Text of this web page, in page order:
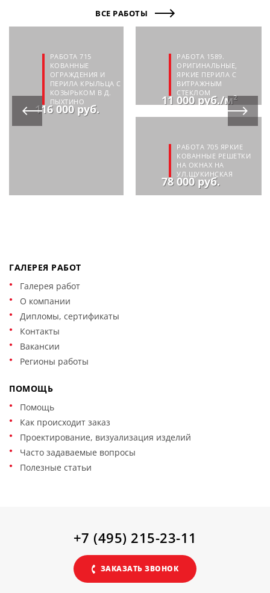
ВСЕ РАБОТЫ
РАБОТА 715
КОВАННЫЕ
ОГРАЖДЕНИЯ И
ПЕРИЛА КРЫЛЬЦА С
КОЗЫРЬКОМ В Д.
ПЫХТИНО
116 000 руб.
РАБОТА 1589.
ОРИГИНАЛЬНЫЕ,
ЯРКИЕ ПЕРИЛА С
ВИТРАЖНЫМ
СТЕКЛОМ
11 000 руб./м²
РАБОТА 705 ЯРКИЕ
КОВАННЫЕ РЕШЕТКИ
НА ОКНАХ НА
УЛ.ЩУКИНСКАЯ
78 000 руб.
ГАЛЕРЕЯ РАБОТ
Галерея работ
О компании
Дипломы, сертификаты
Контакты
Вакансии
Регионы работы
ПОМОЩЬ
Помощь
Как происходит заказ
Проектирование, визуализация изделий
Часто задаваемые вопросы
Полезные статьи
+7 (495) 215-23-11
ЗАКАЗАТЬ ЗВОНОК